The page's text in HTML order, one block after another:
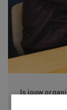
Is jouw